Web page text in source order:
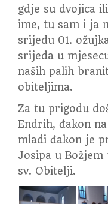
gdje su dvojica
ime, tu sam i ja
srijedu 01.
srijeda u
naših palih
obiteljima.
Za tu prigodu
Endrih, đakon
mladi đakon je
Josipa u Božjem
sv. Obitelji.